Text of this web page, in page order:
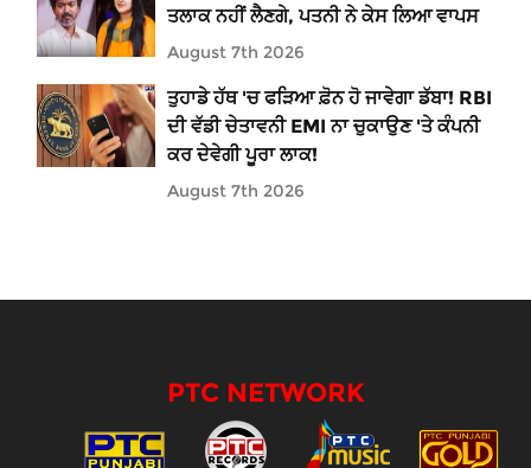
ਤਲਾਕ ਨਹੀਂ ਲੈਣਗੇ, ਪਤਨੀ ਨੇ ਕੇਸ ਲਿਆ ਵਾਪਸ
August 7th 2026
ਤੁਹਾਡੇ ਹੱਥ 'ਚ ਫੜਿਆ ਫ਼ੋਨ ਹੋ ਜਾਵੇਗਾ ਡੱਬਾ! RBI
ਦੀ ਵੱਡੀ ਚੇਤਾਵਨੀ EMI ਨਾ ਚੁਕਾਉਣ 'ਤੇ ਕੰਪਨੀ
ਕਰ ਦੇਵੇਗੀ ਪੂਰਾ ਲਾਕ!
August 7th 2026
PTC NETWORK